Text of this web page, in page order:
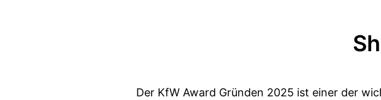
Der KfW Award Gründen 2025 ist einer der